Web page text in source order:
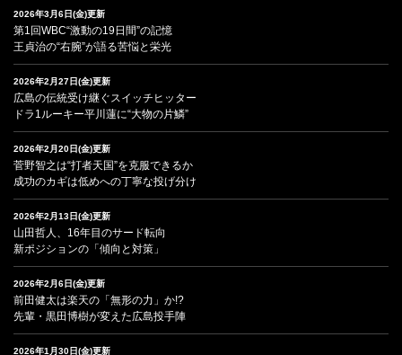
2026年3月6日(金)更新
第1回WBC“激動の19日間”の記憶
王貞治の“右腕”が語る苦悩と栄光
2026年2月27日(金)更新
広島の伝統受け継ぐスイッチヒッター
ドラ1ルーキー平川蓮に“大物の片鱗”
2026年2月20日(金)更新
菅野智之は“打者天国”を克服できるか
成功のカギは低めへの丁寧な投げ分け
2026年2月13日(金)更新
山田哲人、16年目のサード転向
新ポジションの「傾向と対策」
2026年2月6日(金)更新
前田健太は楽天の「無形の力」か!?
先輩・黒田博樹が変えた広島投手陣
2026年1月30日(金)更新